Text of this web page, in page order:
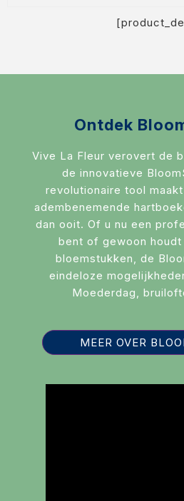
Potten & vazen
Decoratie
Sfeer verlichting
Mand + Bak
ijzer + Zink
Kaart en Vaas
Zijde Bloemen
Ontdek
Vive La Fleur verovert de
de innovatieve
revolutionaire tool
adembenemende
dan ooit. Of u nu een
bent of gewoon
bloemstukken, de
eindeloze
Moederdag,
MEER OVER